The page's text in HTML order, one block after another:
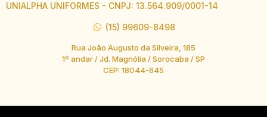
UNIALPHA UNIFORMES - CNPJ: 13.564.909/0001-14
(15) 99609-8498
Rua João Augusto da Silveira, 185
1º andar / Jd. Magnólia / Sorocaba / SP
CEP: 18044-645